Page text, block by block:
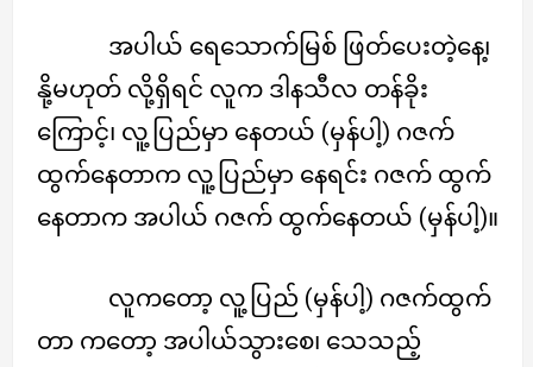
အပါယ် ရေသောက်မြစ် ဖြတ်ပေးတဲ့နေ့၊
နို့မဟုတ် လို့ရှိရင် လူက ဒါနသီလ တန်ခိုး
ကြောင့်၊ လူ့ပြည်မှာ နေတယ် (မှန်ပါ့) ဂဇက်
ထွက်နေတာက လူ့ပြည်မှာ နေရင်း ဂဇက် ထွက်
နေတာက အပါယ် ဂဇက် ထွက်နေတယ် (မှန်ပါ့)။
လူကတော့ လူ့ပြည် (မှန်ပါ့) ဂဇက်ထွက်
တာ ကတော့ အပါယ်သွားစေ၊ သေသည့်